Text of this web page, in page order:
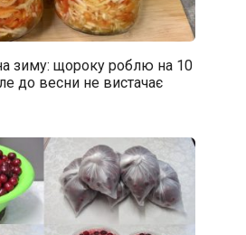
зиму: щороку роблю на 10
до весни не вистачає